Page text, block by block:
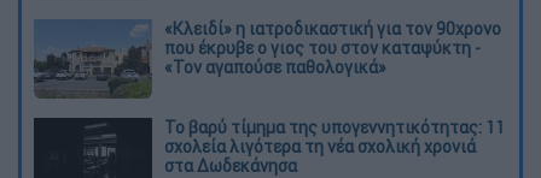
«Κλειδί» η ιατροδικαστική για τον 90χρονο
που έκρυβε ο γιος του στον καταψύκτη -
«Τον αγαπούσε παθολογικά»
Το βαρύ τίμημα της υπογεννητικότητας: 11
σχολεία λιγότερα τη νέα σχολική χρονιά
στα Δωδεκάνησα